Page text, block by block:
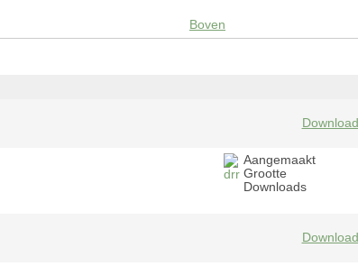
Boven
Download
Aangemaakt
Grootte
Downloads
Download